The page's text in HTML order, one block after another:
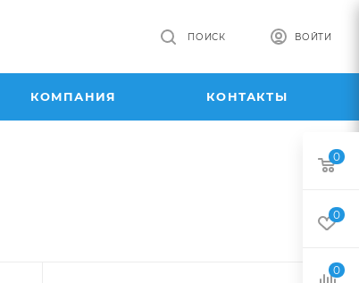
ВОЙТИ
ПОИСК
КОМПАНИЯ КОНТАКТЫ
0
0
0